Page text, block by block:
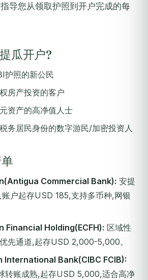
指导您从领取护照到开户完成的每
瓜开户?
护照的新公民
房产投资的客户
资产的高净值人士
务居民身份的数字游民/加密投资人
Commercial Bank): 安提
户起存USD 185,支持多币种,网银
Financial Holding(ECFH): 区域性
先通道,起存USD 2,000-5,000。
International Bank(CIBC FCIB):
转账成熟,起存USD 5,000,适合高净